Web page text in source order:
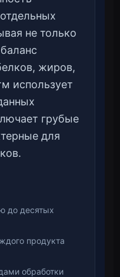
не только
жиров,
использует
грубые
для
до десятых
продукта
обработки